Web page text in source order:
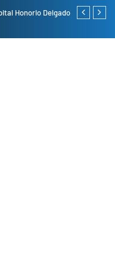
Honorio Delgado
Cambio de